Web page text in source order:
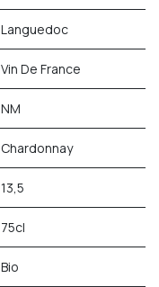
Languedoc
Vin De France
NM
Chardonnay
13,5
75cl
Bio